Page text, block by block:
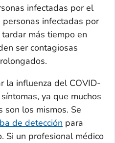
infectadas por el
infectadas por
más tiempo en
ser contagiosas
la influenza del COVID-
ya que muchos
son los mismos. Se
de detección para
Si un profesional médico